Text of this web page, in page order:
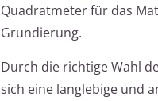
Quadratmeter für das
Grundierung.
Durch die richtige Wahl
sich eine langlebige und